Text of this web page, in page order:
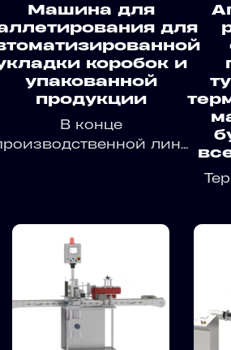
Машина для
для
коробок и
упакованной
продукции
В конце
лин...